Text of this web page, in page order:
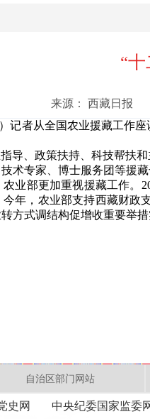
“
来源： 西藏日报
者从全国农业援藏工作座
、政策扶持、科技帮扶和
术专家、博士服务团等援藏
部更加重视援藏工作。
年，农业部支持西藏财政
方式调结构促增收重要举
自治区部门网站
史网 中央纪委国家监委